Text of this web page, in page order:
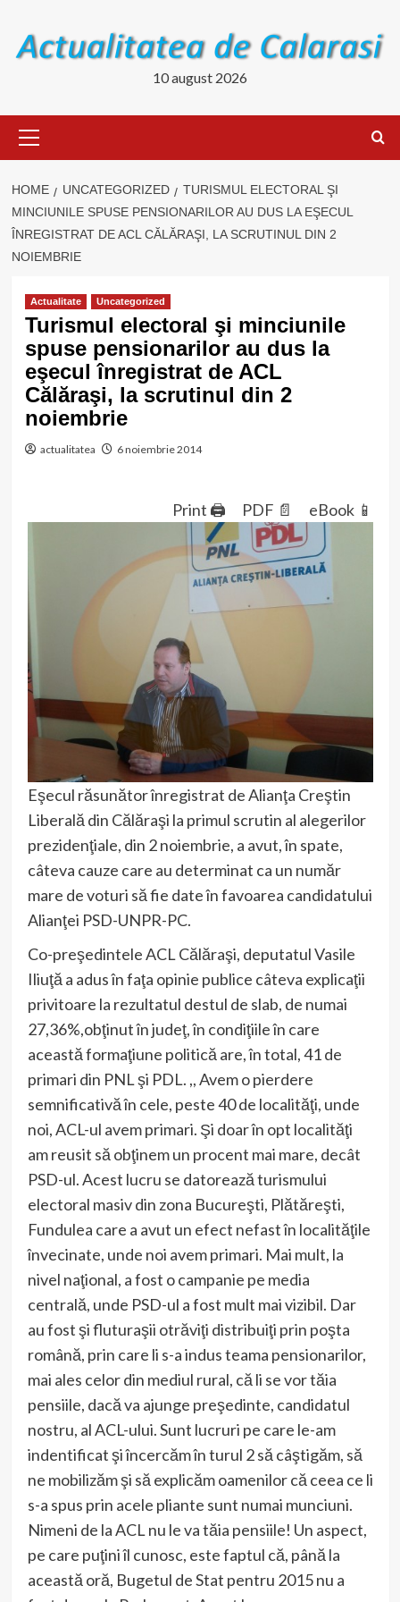
content
10 august 2026
Menu
HOME UNCATEGORIZED
TURISMUL ELECTORAL ŞI
MINCIUNILE SPUSE PENSIONARILOR AU DUS LA EŞECUL
ÎNREGISTRAT DE ACL CĂLĂRAŞI, LA SCRUTINUL DIN 2
NOIEMBRIE
Actualitate Uncategorized
Turismul electoral şi minciunile
spuse pensionarilor au dus la
eşecul înregistrat de ACL
Călăraşi, la scrutinul din 2
noiembrie
actualitatea 6 noiembrie 2014
Print 🖨 PDF 📄 eBook 📱
Eşecul răsunător înregistrat de Alianţa Creştin
Liberală din Călăraşi la primul scrutin al alegerilor
prezidenţiale, din 2 noiembrie, a avut, în spate,
câteva cauze care au determinat ca un număr
mare de voturi să fie date în favoarea candidatului
Alianţei PSD-UNPR-PC.
Co-preşedintele ACL Călăraşi, deputatul Vasile
Iliuţă a adus în faţa opinie publice câteva explicaţii
privitoare la rezultatul destul de slab, de numai
27,36%,obţinut în judeţ, în condiţiile în care
această formaţiune politică are, în total, 41 de
primari din PNL şi PDL. ,, Avem o pierdere
semnificativă în cele, peste 40 de localităţi, unde
noi, ACL-ul avem primari. Şi doar în opt localităţi
am reusit să obţinem un procent mai mare, decât
PSD-ul. Acest lucru se datorează turismului
electoral masiv din zona Bucureşti, Plătăreşti,
Fundulea care a avut un efect nefast în localităţile
învecinate, unde noi avem primari. Mai mult, la
nivel naţional, a fost o campanie pe media
centrală, unde PSD-ul a fost mult mai vizibil. Dar
au fost şi fluturaşii otrăviţi distribuiţi prin poşta
română, prin care li s-a indus teama pensionarilor,
mai ales celor din mediul rural, că li se vor tăia
pensiile, dacă va ajunge preşedinte, candidatul
nostru, al ACL-ului. Sunt lucruri pe care le-am
indentificat şi încercăm în turul 2 să câştigăm, să
ne mobilizăm şi să explicăm oamenilor că ceea ce li
s-a spus prin acele pliante sunt numai munciuni.
Nimeni de la ACL nu le va tăia pensiile! Un aspect,
pe care puţini îl cunosc, este faptul că, până la
această oră, Bugetul de Stat pentru 2015 nu a